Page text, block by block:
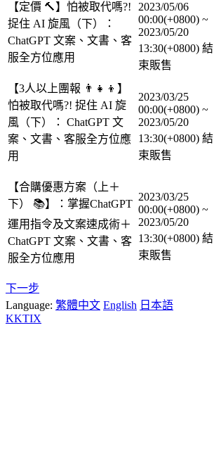
【定價 🔨】怕被取代嗎?!
捉住 AI 旋風（下）：
ChatGPT 文案、文書、客
服全方位應用
2023/05/06
00:00(+0800) ~
2023/05/20
13:30(+0800) 結
束販售
【3人以上團報 👨‍👧‍👦】
怕被取代嗎?! 捉住 AI 旋
風（下）： ChatGPT 文
案、文書、客服全方位應
用
2023/03/25
00:00(+0800) ~
2023/05/20
13:30(+0800) 結
束販售
【合購優惠方案（上＋
下） 📚】：掌握ChatGPT
運用指令及文案速成術＋
ChatGPT 文案、文書、客
服全方位應用
2023/03/25
00:00(+0800) ~
2023/05/20
13:30(+0800) 結
束販售
下一步
Language: 繁體中文 English 日本語
KKTIX